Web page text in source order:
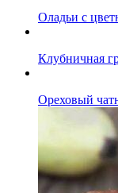
Оладьи с
Клубничная
Ореховый